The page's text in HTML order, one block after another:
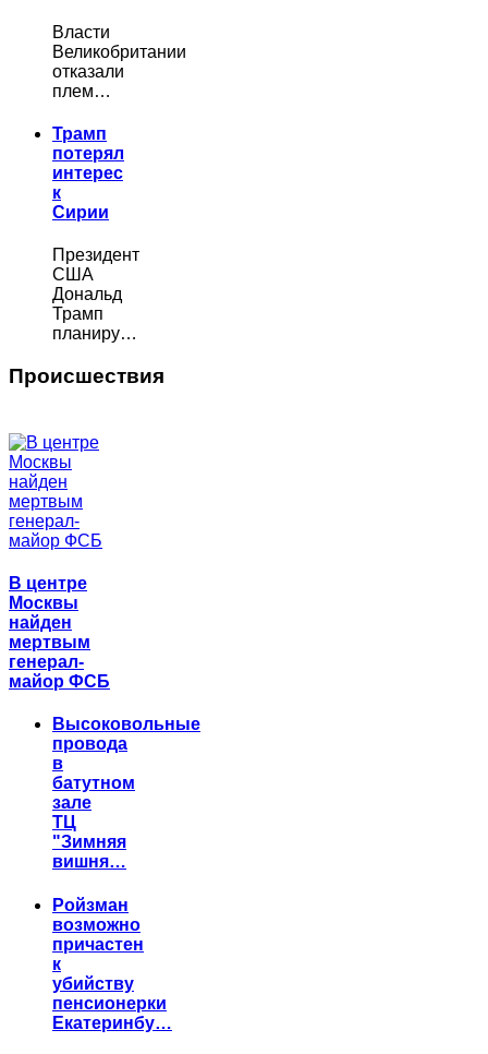
Власти
Великобритании
отказали
плем…
Трамп
потерял
интерес
к
Сирии
Президент
США
Дональд
Трамп
планиру…
Происшествия
В центре
Москвы
найден
мертвым
генерал-
майор ФСБ
Высоковольные
провода
в
батутном
зале
ТЦ
"Зимняя
вишня…
Ройзман
возможно
причастен
к
убийству
пенсионерки
Екатеринбу…